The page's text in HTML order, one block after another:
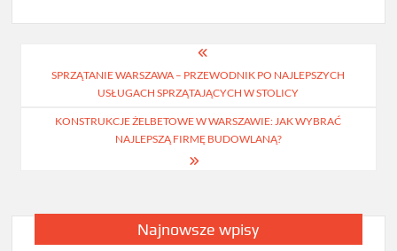
wpisu
SPRZĄTANIE WARSZAWA – PRZEWODNIK PO NAJLEPSZYCH
USŁUGACH SPRZĄTAJĄCYCH W STOLICY
KONSTRUKCJE ŻELBETOWE W WARSZAWIE: JAK WYBRAĆ
NAJLEPSZĄ FIRMĘ BUDOWLANĄ?
Najnowsze wpisy